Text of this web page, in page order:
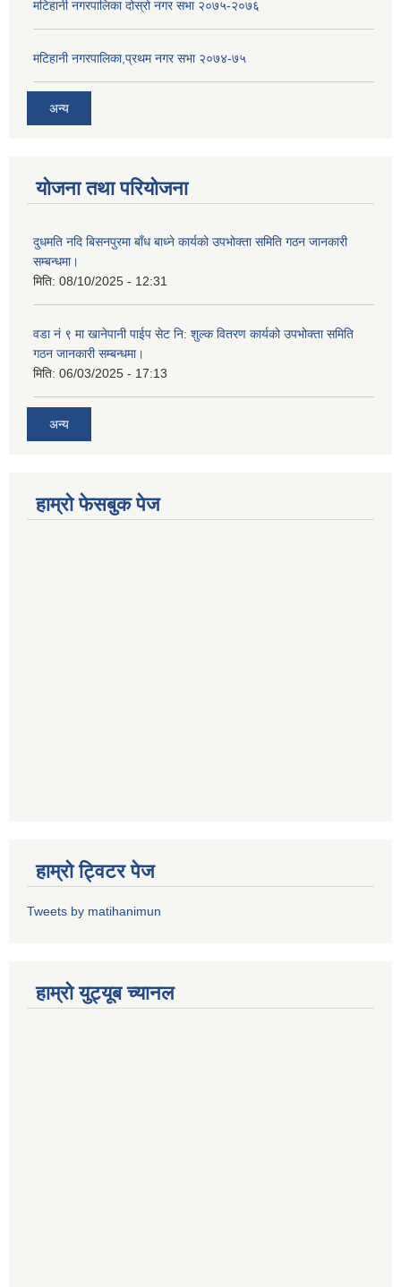
मटिहानी नगरपालिका दोस्रो नगर सभा २०७५-२०७६
मटिहानी नगरपालिका,प्रथम नगर सभा २०७४-७५
अन्य
योजना तथा परियोजना
दुधमति नदि बिसनपुरमा बाँध बाध्ने कार्यको उपभोक्ता समिति गठन जानकारी
सम्बन्धमा।
मिति: 08/10/2025 - 12:31
वडा नं ९ मा खानेपानी पाईप सेट नि: शुल्क वितरण कार्यको उपभोक्ता समिति
गठन जानकारी सम्बन्धमा।
मिति: 06/03/2025 - 17:13
अन्य
हाम्राे फेसबुक पेज
हाम्राे ट्विटर पेज
Tweets by matihanimun
हाम्रो युट्यूब च्यानल